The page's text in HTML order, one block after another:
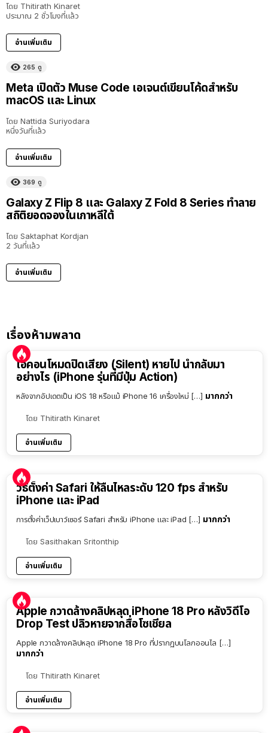
โดย Thitirath Kinaret
ประมาณ 2 ชั่วโมงที่แล้ว
อ่านเพิ่มเติม
265 ดู
Meta เปิดตัว Muse Code เอเจนต์เขียนโค้ดสำหรับ
macOS และ Linux
โดย Nattida Suriyodara
หนึ่งวันที่แล้ว
อ่านเพิ่มเติม
369 ดู
Galaxy Z Flip 8 และ Galaxy Z Fold 8 Series ทำลาย
สถิติยอดจองในเกาหลีใต้
โดย Saktaphat Kordjan
2 วันที่แล้ว
อ่านเพิ่มเติม
เรื่องห้ามพลาด
ไอคอนโหมดปิดเสียง (Silent) หายไป นำกลับมา
อย่างไร (iPhone รุ่นที่มีปุ่ม Action)
หลังจากอัปเดตเป็น iOS 18 หรือแม้ iPhone 16 เครื่องใหม่ […] มากกว่า
โดย Thitirath Kinaret
อ่านเพิ่มเติม
วิธีตั้งค่า Safari ให้ลื่นไหลระดับ 120 fps สำหรับ
iPhone และ iPad
การตั้งค่าเว็ปเบาว์เซอร์ Safari สำหรับ iPhone และ iPad […] มากกว่า
โดย Sasithakan Sritonthip
อ่านเพิ่มเติม
Apple กวาดล้างคลิปหลุด iPhone 18 Pro หลังวิดีโอ
Drop Test ปลิวหายจากสื่อโซเชียล
Apple กวาดล้างคลิปหลุด iPhone 18 Pro ที่ปรากฏบนโลกออนไล […]
มากกว่า
โดย Thitirath Kinaret
อ่านเพิ่มเติม